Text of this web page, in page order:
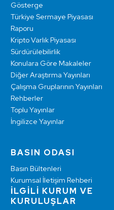
Gösterge
Türkiye Sermaye Piyasası
Raporu
Kripto Varlık Piyasası
Sürdürülebilirlik
Konulara Göre Makaleler
Diğer Araştırma Yayınları
Çalışma Gruplarının Yayınları
Rehberler
Toplu Yayınlar
İngilizce Yayınlar
BASIN ODASI
Basın Bültenleri
Kurumsal İletişim Rehberi
İLGİLİ KURUM VE
KURULUŞLAR